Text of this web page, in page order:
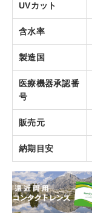
UVカット
含水率
製造国
医療機器承認番
号
販売元
納期目安